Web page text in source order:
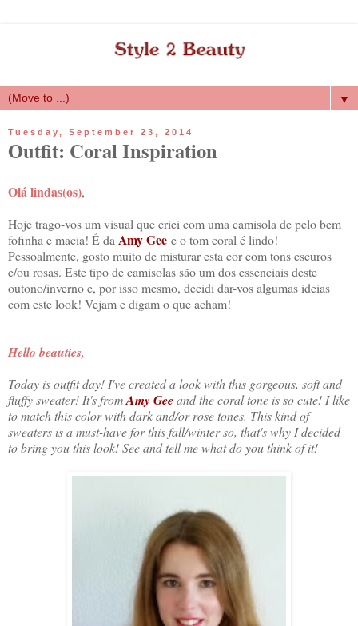
▼
Tuesday, September 23, 2014
Outfit: Coral Inspiration
Olá lindas(os),
Hoje trago-vos um visual que criei com uma camisola de pelo bem
fofinha e macia! É da Amy Gee e o tom coral é lindo!
Pessoalmente, gosto muito de misturar esta cor com tons escuros
e/ou rosas. Este tipo de camisolas são um dos essenciais deste
outono/inverno e, por isso mesmo, decidi dar-vos algumas ideias
com este look! Vejam e digam o que acham!
Hello beauties,
Today is outfit day! I've created a look with this gorgeous, soft and
fluffy sweater! It's fromAmy Geeand the coral tone is so cute! I like
to match this color with dark and/or rose tones. This kind of
sweaters is a must-have for this fall/winter so, that's why I decided
to bring you this look! See and tell me what do you think of it!